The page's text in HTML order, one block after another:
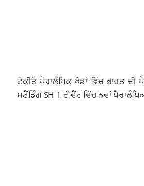
ਟੋਕੀਓ ਪੈਰਾਲੰਪਿਕ ਖੇਡਾਂ ਵਿੱਚ ਭਾਰਤ
ਸਟੈਂਡਿੰਗ SH 1 ਈਵੈਂਟ ਵਿੱਚ ਨਵਾਂ